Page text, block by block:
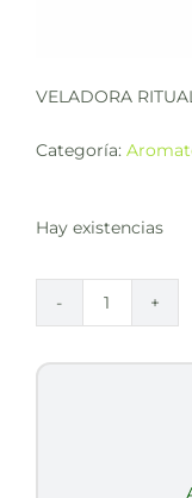
VELADORA
Categoría:
Hay existencias
VELADORA